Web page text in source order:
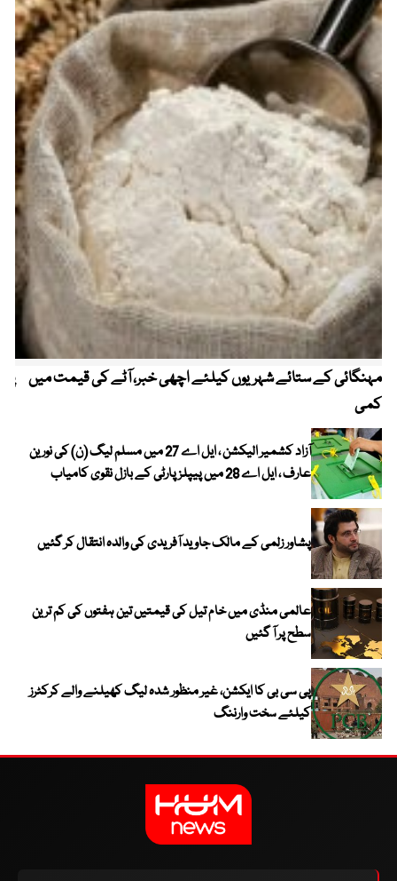
مہنگائی کے ستائے شہریوں کیلئے اچھی خبر، آٹے کی قیمت میں
کمی
آزاد کشمیر الیکشن ، ایل اے 27 میں مسلم لیگ (ن) کی نورین
عارف ، ایل اے 28 میں پیپلز پارٹی کے بازل نقوی کامیاب
پشاور زلمی کے مالک جاوید آفریدی کی والدہ انتقال کر گئیں
عالمی منڈی میں خام تیل کی قیمتیں تین ہفتوں کی کم ترین
سطح پر آ گئیں
پی سی بی کا ایکشن، غیر منظور شدہ لیگ کھیلنے والے کرکٹرز
کیلئے سخت وارننگ